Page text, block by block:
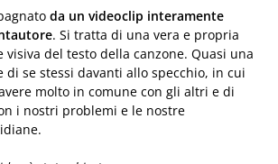
da un videoclip interamente
. Si tratta di una vera e propria
visiva del testo della canzone. Quasi una
di se stessi davanti allo specchio, in cui
molto in comune con gli altri e di
i nostri problemi e le nostre